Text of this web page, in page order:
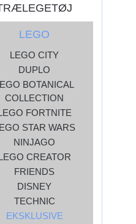
LEGO
LEGO CITY
DUPLO
BOTANICAL
COLLECTION
FORTNITE
STAR WARS
NINJAGO
CREATOR
FRIENDS
DISNEY
TECHNIC
EKSKLUSIVE